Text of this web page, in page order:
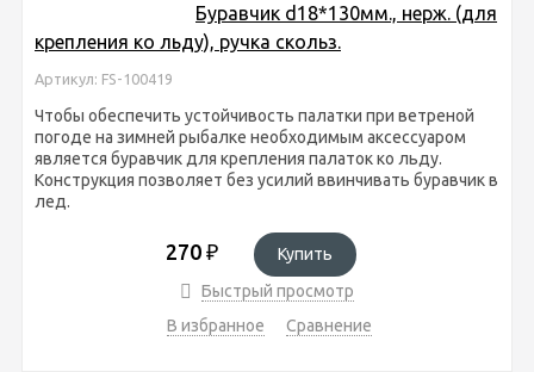
Буравчик d18*130мм., нерж. (для
крепления ко льду), ручка скольз.
Артикул: FS-100419
Чтобы обеспечить устойчивость палатки при ветреной
погоде на зимней рыбалке необходимым аксессуаром
является буравчик для крепления палаток ко льду.
Конструкция позволяет без усилий ввинчивать буравчик в
лед.
270 ₽
Купить
Быстрый просмотр
В избранное
Сравнение